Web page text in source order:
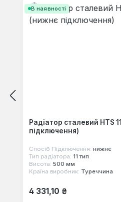
В наявності
Радіатор сталевий HTS
підключення)
Спосіб Підключення: нижнє
Тип радіатора: 11 тип
Висота: 500 мм
Країна виробник: Туреччина
Звичайна ціна:
4 331,10 ₴